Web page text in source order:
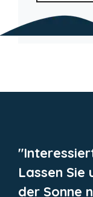
Lassen
der Sonne